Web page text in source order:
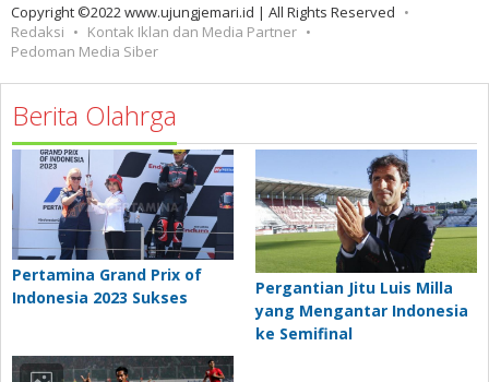
Copyright ©2022 www.ujungjemari.id | All Rights Reserved
Redaksi
Kontak Iklan dan Media Partner
Pedoman Media Siber
Berita Olahrga
Pertamina Grand Prix of
Indonesia 2023 Sukses
Pergantian Jitu Luis Milla
yang Mengantar Indonesia
ke Semifinal